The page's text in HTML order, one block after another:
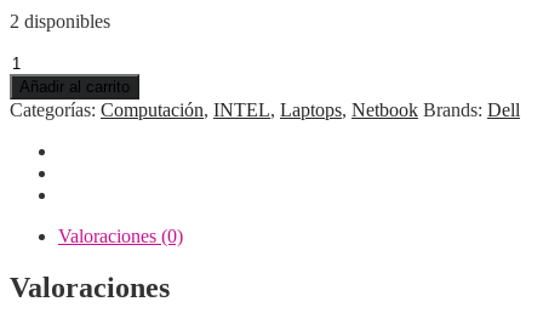
2 disponibles
NETBOOK
Dell
Latitude
3190
N5000
SSD
8GB
Añadir al carrito
Categorías: Computación, INTEL, Laptops, Netbook Brands: Dell
Valoraciones (0)
Valoraciones